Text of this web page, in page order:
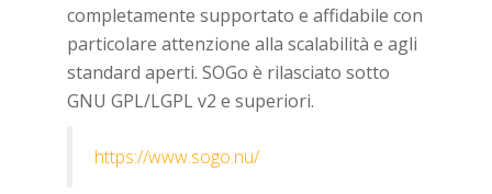
completamente supportato e affidabile con
particolare attenzione alla scalabilità e agli
standard aperti. SOGo è rilasciato sotto
GNU GPL/LGPL v2 e superiori.
https://www.sogo.nu/